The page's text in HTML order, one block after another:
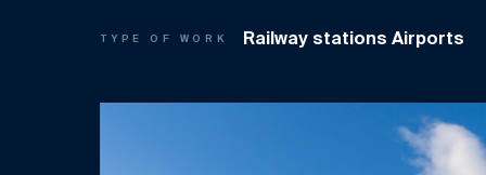
TYPE OF WORK Railway stations Airports